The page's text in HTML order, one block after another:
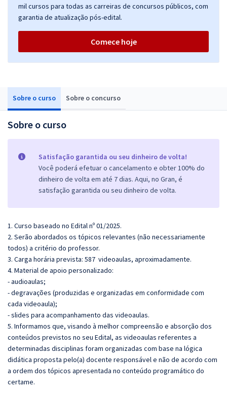
Sobre o curso Sobre o concurso
Sobre o curso
Satisfação garantida ou seu dinheiro de volta!
Você poderá efetuar o cancelamento e obter 100% do
dinheiro de volta em até 7 dias. Aqui, no Gran, é
satisfação garantida ou seu dinheiro de volta.
1. Curso baseado no Edital nº 01/2025.
2. Serão abordados os tópicos relevantes (não necessariamente
todos) a critério do professor.
3. Carga horária prevista: 587 videoaulas, aproximadamente.
4. Material de apoio personalizado:
- audioaulas;
- degravações (produzidas e organizadas em conformidade com
cada videoaula);
- slides para acompanhamento das videoaulas.
5. Informamos que, visando à melhor compreensão e absorção dos
conteúdos previstos no seu Edital, as videoaulas referentes a
determinadas disciplinas foram organizadas com base na lógica
didática proposta pelo(a) docente responsável e não de acordo com
a ordem dos tópicos apresentada no conteúdo programático do
certame.
mil cursos para todas as carreiras de concursos públicos, com
garantia de atualização pós-edital.
Comece hoje